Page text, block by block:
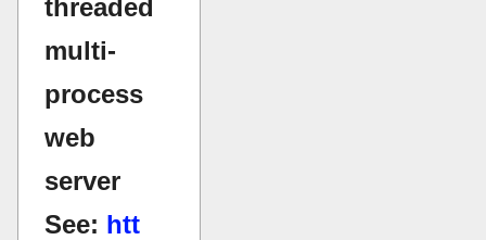
threaded
multi-
process
web
server
See: htt